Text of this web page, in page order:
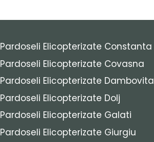
Pardoseli Elicopterizate Constanta
Pardoseli Elicopterizate Covasna
Pardoseli Elicopterizate Dambovita
Pardoseli Elicopterizate Dolj
Pardoseli Elicopterizate Galati
Pardoseli Elicopterizate Giurgiu